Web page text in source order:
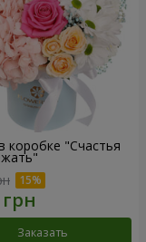
коробке "Счастья
Заказать